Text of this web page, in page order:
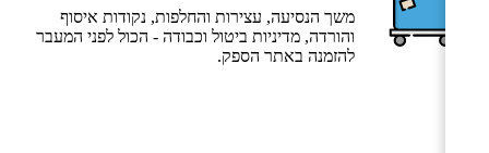
משך הנסיעה, עצירות והחלפות, נקודות איסוף
והורדה, מדיניות ביטול וכבודה - הכול לפני המעבר
להזמנה באתר הספק.